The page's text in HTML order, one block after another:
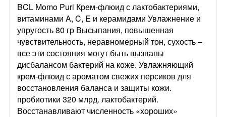
BCL Momo Puri Крем-флюид с лактобактериями,
витаминами A, C, E и керамидами Увлажнение и
упругость 80 гр Высыпания, повышенная
чувствительность, неравномерный тон, сухость –
все эти состояния могут быть вызваны
дисбалансом бактерий на коже. Увлажняющий
крем-флюид с ароматом свежих персиков для
восстановления баланса и защиты кожи.
пробиотики 320 млрд. лактобактерий.
Восстанавливают численность «хороших»